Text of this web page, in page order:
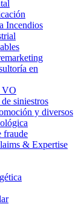
Incendios
en
VO
siniestros
y diversos
fraude
& Expertise